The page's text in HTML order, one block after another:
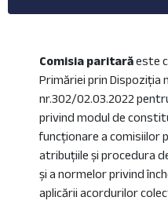
Comisia paritarăeste
Primăriei prin Dispoziția
nr.302/02.03.2022
privind modul de
funcționare a comisiilor
atribuțiile și procedura
și a normelor privind
aplicării acordurilor